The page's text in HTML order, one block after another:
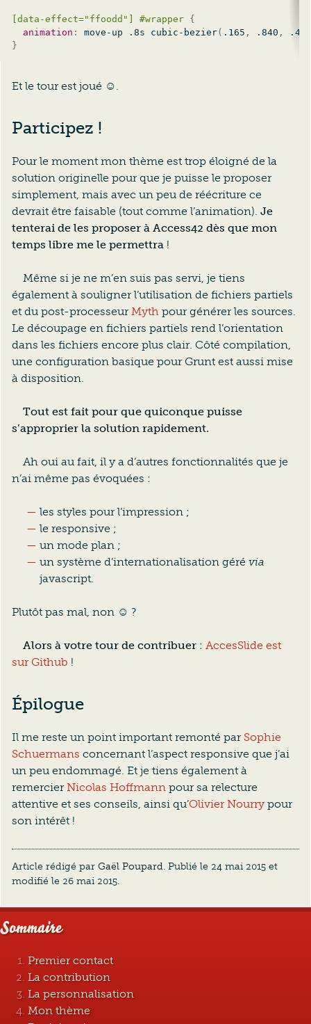
[data-effect="ffoodd"] #wrapper {
animation : move-up .8s cubic-bezier( .165 , .840 ,
.440
}
Et le tour est joué ☺.
Participez !
Pour le moment mon thème est trop éloigné de la
solution originelle pour que je puisse le proposer
simplement, mais avec un peu de réécriture ce
devrait être faisable (tout comme l’animation). Je
tenterai de les proposer à Access42 dès que mon
temps libre me le permettra !
Même si je ne m’en suis pas servi, je tiens
également à souligner l’utilisation de fichiers partiels
et du post-processeur Myth pour générer les sources.
Le découpage en fichiers partiels rend l’orientation
dans les fichiers encore plus clair. Côté compilation,
une configuration basique pour Grunt est aussi mise
à disposition.
Tout est fait pour que quiconque puisse
s’approprier la solution rapidement.
Ah oui au fait, il y a d’autres fonctionnalités que je
n’ai même pas évoquées :
les styles pour l’impression ;
le responsive ;
un mode plan ;
un système d’internationalisation géré via
javascript.
Plutôt pas mal, non ☺ ?
Alors à votre tour de contribuer : AccesSlide est
sur Github !
Épilogue
Il me reste un point important remonté par Sophie
Schuermans concernant l’aspect responsive que j’ai
un peu endommagé. Et je tiens également à
remercierNicolas Hoffmann pour sa relecture
attentive et ses conseils, ainsi qu’Olivier Nourry pour
son intérêt !
Article rédigé par Gaël Poupard. Publié le 24 mai 2015 et
modifié le 26 mai 2015.
Sommaire
Premier contact
La contribution
La personnalisation
Mon thème